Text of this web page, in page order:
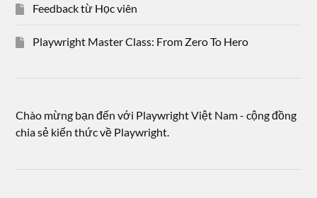
Feedback từ Học viên
Playwright Master Class: From Zero To Hero
Chào mừng bạn đến với Playwright Việt Nam - cộng đồng
chia sẻ kiến thức về Playwright.